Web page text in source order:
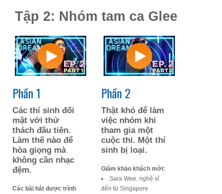
Tập 2: Nhóm tam ca Glee
Phần 1
Các thí sinh đối
mặt với thử
thách đầu tiên.
Làm thế nào để
hòa giọng mà
không cần nhạc
đệm.
Các bài hát được trình
Phần 2
Thật khó để làm
việc nhóm khi
tham gia một
cuộc thi. Một thí
sinh bị loại.
Giám khảo khách mời:
Sara Wee, nghệ sĩ
đến từ Singapore